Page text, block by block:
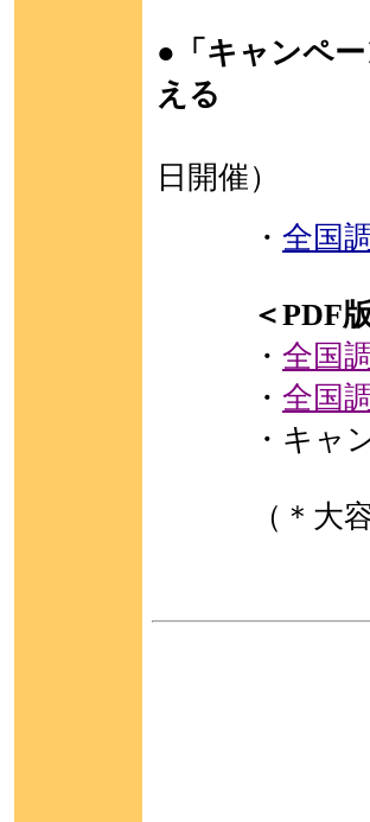
● 「キャンペ
える
－『障
日開催）
・ 全国
＜PDF
・ 全国
・ 全国
・キャ
（＊大